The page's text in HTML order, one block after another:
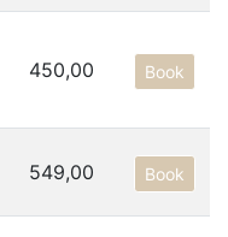
450,00 Book
549,00 Book